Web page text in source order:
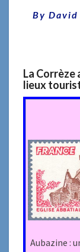
By David
La Corrèze
lieux
Aubazine :